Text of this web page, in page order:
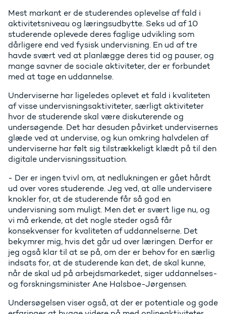
Mest markant er de studerendes oplevelse af fald i
aktivitetsniveau og læringsudbytte. Seks ud af 10
studerende oplevede deres faglige udvikling som
dårligere end ved fysisk undervisning. En ud af tre
havde svært ved at planlægge deres tid og pauser, og
mange savner de sociale aktiviteter, der er forbundet
med at tage en uddannelse.
Underviserne har ligeledes oplevet et fald i kvaliteten
af visse undervisningsaktiviteter, særligt aktiviteter
hvor de studerende skal være diskuterende og
undersøgende. Det har desuden påvirket undervisernes
glæde ved at undervise, og kun omkring halvdelen af
underviserne har følt sig tilstrækkeligt klædt på til den
digitale undervisningssituation.
- Der er ingen tvivl om, at nedlukningen er gået hårdt
ud over vores studerende. Jeg ved, at alle undervisere
knokler for, at de studerende får så god en
undervisning som muligt. Men det er svært lige nu, og
vi må erkende, at det nogle steder også får
konsekvenser for kvaliteten af uddannelserne. Det
bekymrer mig, hvis det går ud over læringen. Derfor er
jeg også klar til at se på, om der er behov for en særlig
indsats for, at de studerende kan det, de skal kunne,
når de skal ud på arbejdsmarkedet, siger uddannelses-
og forskningsminister Ane Halsboe-Jørgensen.
Undersøgelsen viser også, at der er potentiale og gode